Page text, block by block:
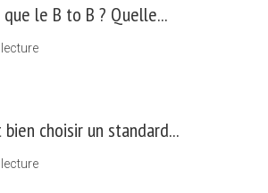
que le B to B ? Quelle...
bien choisir un standard...